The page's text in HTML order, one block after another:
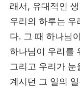
래서, 유대적인
우리의 하루는 우
다. 그 때 하나님
하나님이 우리를
그리고 우리가
계시던 그 일의